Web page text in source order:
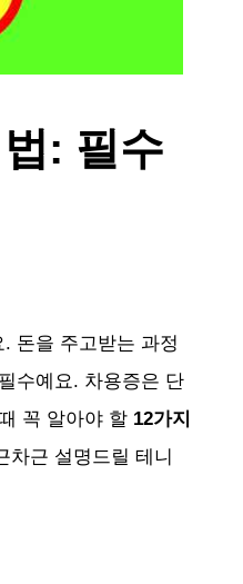
: 필수
돈을 주고받는 과정
수예요. 차용증은 단
꼭 알아야 할 12가지
차근 설명드릴 테니